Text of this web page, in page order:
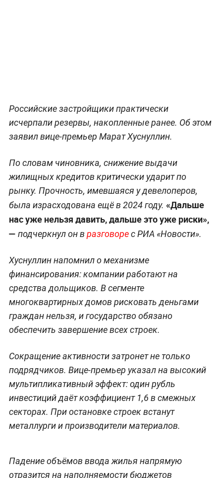
Российские застройщики практически
исчерпали резервы, накопленные ранее. Об этом
заявил вице-премьер Марат Хуснуллин.
По словам чиновника, снижение выдачи
жилищных кредитов критически ударит по
рынку. Прочность, имевшаяся у девелоперов,
была израсходована ещё в 2024 году. «Дальше
нас уже нельзя давить, дальше это уже риски»,
— подчеркнул он в разговорес РИА «Новости».
Хуснуллин напомнил о механизме
финансирования: компании работают на
средства дольщиков. В сегменте
многоквартирных домов рисковать деньгами
граждан нельзя, и государство обязано
обеспечить завершение всех строек.
Сокращение активности затронет не только
подрядчиков. Вице-премьер указал на высокий
мультипликативный эффект: один рубль
инвестиций даёт коэффициент 1,6 в смежных
секторах. При остановке строек встанут
металлурги и производители материалов.
Падение объёмов ввода жилья напрямую
отразится на наполняемости бюджетов